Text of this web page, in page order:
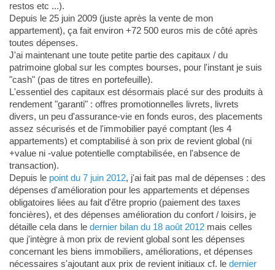
restos etc ...).
Depuis le 25 juin 2009 (juste après la vente de mon
appartement), ça fait environ +72 500 euros mis de côté après
toutes dépenses.
J'ai maintenant une toute petite partie des capitaux / du
patrimoine global sur les comptes bourses, pour l'instant je suis
"cash" (pas de titres en portefeuille).
L'essentiel des capitaux est désormais placé sur des produits à
rendement "garanti" : offres promotionnelles livrets, livrets
divers, un peu d'assurance-vie en fonds euros, des placements
assez sécurisés et de l'immobilier payé comptant (les 4
appartements) et comptabilisé à son prix de revient global (ni
+value ni -value potentielle comptabilisée, en l'absence de
transaction).
Depuis le point du 7 juin 2012, j'ai fait pas mal de dépenses : des
dépenses d'amélioration pour les appartements et dépenses
obligatoires liées au fait d'être proprio (paiement des taxes
foncières), et des dépenses amélioration du confort / loisirs, je
détaille cela dans le dernier bilan du 18 août 2012mais celles
que j'intègre à mon prix de revient global sont les dépenses
concernant les biens immobiliers, améliorations, et dépenses
nécessaires s'ajoutant aux prix de revient initiaux cf. le dernier